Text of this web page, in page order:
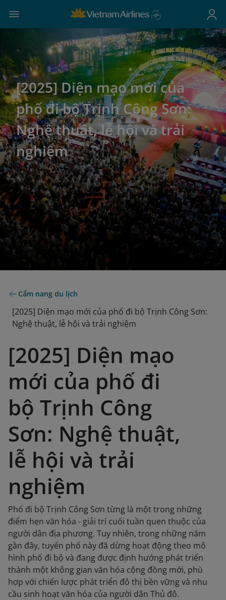
[2025] Diện mạo mới của
phố đi bộ Trịnh Công Sơn:
Nghệ thuật, lễ hội và trải
nghiệm
Cẩm nang du lịch
[2025] Diện mạo mới của phố đi bộ Trịnh Công Sơn:
Nghệ thuật, lễ hội và trải nghiệm
[2025] Diện mạo
mới của phố đi
bộ Trịnh Công
Sơn: Nghệ thuật,
lễ hội và trải
nghiệm
Phố đi bộ Trịnh Công Sơn từng là một trong những
điểm hẹn văn hóa - giải trí cuối tuần quen thuộc của
người dân địa phương. Tuy nhiên, trong những năm
gần đây, tuyến phố này đã dừng hoạt động theo mô
hình phố đi bộ và đang được định hướng phát triển
thành một không gian văn hóa cộng đồng mới, phù
hợp với chiến lược phát triển đô thị bền vững và nhu
cầu sinh hoạt văn hóa của người dân Thủ đô.